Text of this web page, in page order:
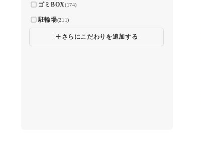
ゴミBOX(174)
駐輪場(211)
🞣 さらにこだわりを追加する